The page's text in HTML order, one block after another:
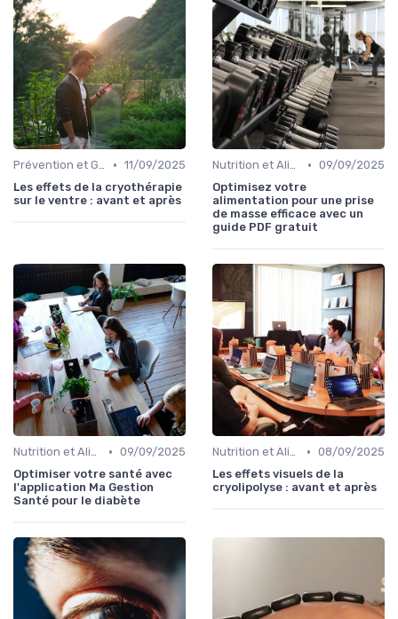
Prévention et Gestion des Blessures • 11/09/2025
Les effets de la cryothérapie
sur le ventre : avant et après
Nutrition et Alimentation Saine • 09/09/2025
Optimisez votre
alimentation pour une prise
de masse efficace avec un
guide PDF gratuit
Nutrition et Alimentation Saine • 09/09/2025
Optimiser votre santé avec
l'application Ma Gestion
Santé pour le diabète
Nutrition et Alimentation Saine • 08/09/2025
Les effets visuels de la
cryolipolyse : avant et après